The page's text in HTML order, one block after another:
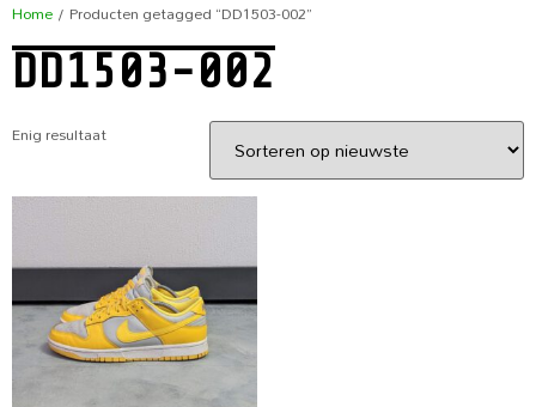
Home/ Producten getagged “DD1503-002”
DD1503-002
Enig resultaat